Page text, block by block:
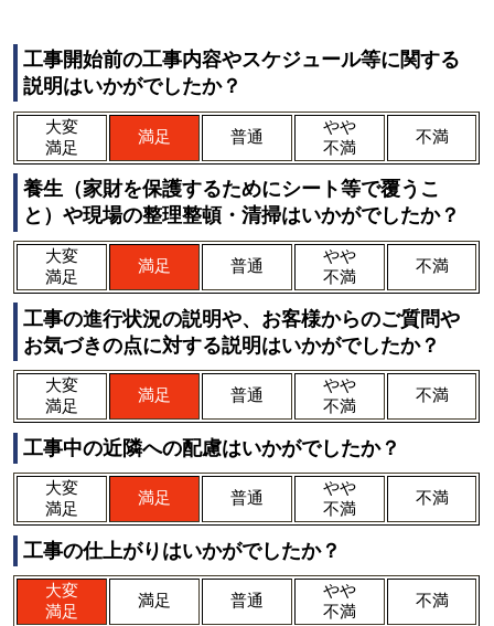
工事開始前の工事内容やスケジュール等に関する
説明はいかがでしたか？
大変
満足
満足 普通
やや
不満
不満
養生（家財を保護するためにシート等で覆うこ
と）や現場の整理整頓・清掃はいかがでしたか？
大変
満足
満足 普通
やや
不満
不満
工事の進行状況の説明や、お客様からのご質問や
お気づきの点に対する説明はいかがでしたか？
大変
満足
満足 普通
やや
不満
不満
工事中の近隣への配慮はいかがでしたか？
大変
満足
満足 普通
やや
不満
不満
工事の仕上がりはいかがでしたか？
大変
満足
満足 普通
やや
不満
不満